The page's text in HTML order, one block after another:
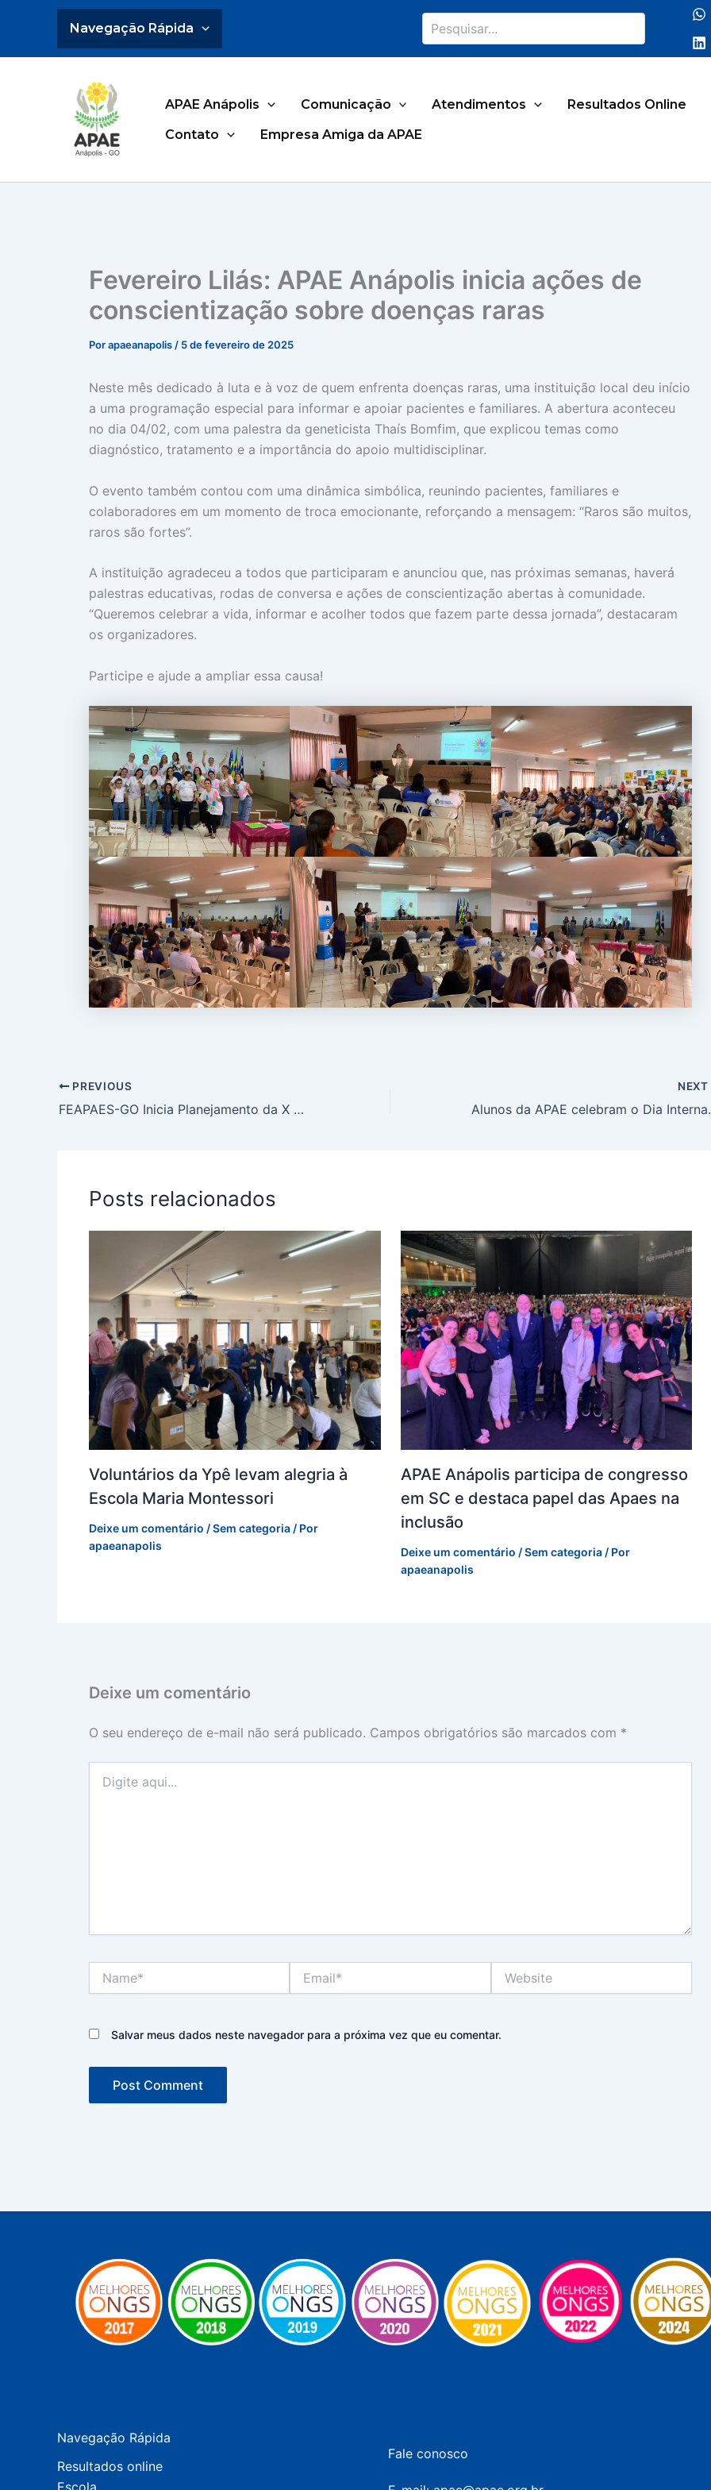
Navegação Rápida
APAE Anápolis Comunicação Atendimentos Resultados Online
Contato
Empresa Amiga da APAE
Fevereiro Lilás: APAE Anápolis inicia ações de
conscientização sobre doenças raras
Porapaeanapolis / 5 de fevereiro de 2025
Neste mês dedicado à luta e à voz de quem enfrenta doenças raras, uma instituição local deu início
a uma programação especial para informar e apoiar pacientes e familiares. A abertura aconteceu
no dia 04/02, com uma palestra da geneticista Thaís Bomfim, que explicou temas como
diagnóstico, tratamento e a importância do apoio multidisciplinar.
O evento também contou com uma dinâmica simbólica, reunindo pacientes, familiares e
colaboradores em um momento de troca emocionante, reforçando a mensagem: “Raros são muitos,
raros são fortes”.
A instituição agradeceu a todos que participaram e anunciou que, nas próximas semanas, haverá
palestras educativas, rodas de conversa e ações de conscientização abertas à comunidade.
“Queremos celebrar a vida, informar e acolher todos que fazem parte dessa jornada”, destacaram
os organizadores.
Participe e ajude a ampliar essa causa!
PREVIOUS
FEAPAES-GO Inicia Planejamento da X Olímpiada Especial das APAEs de Goiás
NEXT
Alunos da
Posts relacionados
Voluntários da Ypê levam alegria à
Escola Maria Montessori
Deixe um comentário /Sem categoria / Por
apaeanapolis
APAE Anápolis participa de congresso
em SC e destaca papel das Apaes na
inclusão
Deixe um comentário /Sem categoria/ Por
apaeanapolis
Deixe um comentário
O seu endereço de e-mail não será publicado. Campos obrigatórios são marcados com *
aqui...
Salvar meus dados neste navegador para a próxima vez que eu comentar.
Navegação Rápida
Resultados online
Fale conosco